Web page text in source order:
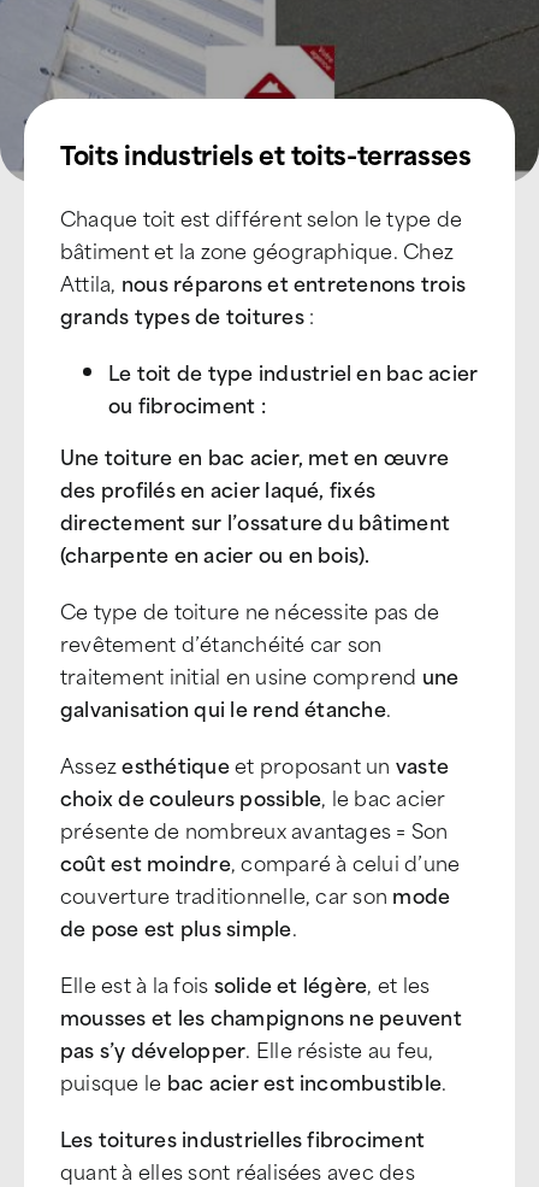
Devenir Franchisé
Toits industriels et toits-terrasses
Chaque toit est différent selon le type de
bâtiment et la zone géographique. Chez
Attila, nous réparons et entretenons trois
grands types de toitures:
Le toit de type industriel en bac acier
ou fibrociment :
Une toiture en bac acier, met en œuvre
des profilés en acier laqué, fixés
directement sur l’ossature du bâtiment
(charpente en acier ou en bois).
Ce type de toiture ne nécessite pas de
revêtement d’étanchéité car son
traitement initial en usine comprend une
galvanisation qui le rend étanche.
Assezesthétiqueet proposant un vaste
choix de couleurs possible, le bac acier
présente de nombreux avantages = Son
coût est moindre, comparé à celui d’une
couverture traditionnelle, car son mode
de pose est plus simple.
Elle est à la foissolide et légère, et les
mousses et les champignons ne peuvent
pas s’y développer. Elle résiste au feu,
puisque le bac acier est incombustible.
Les toitures industrielles fibrociment
quant à elles sont réalisées avec des